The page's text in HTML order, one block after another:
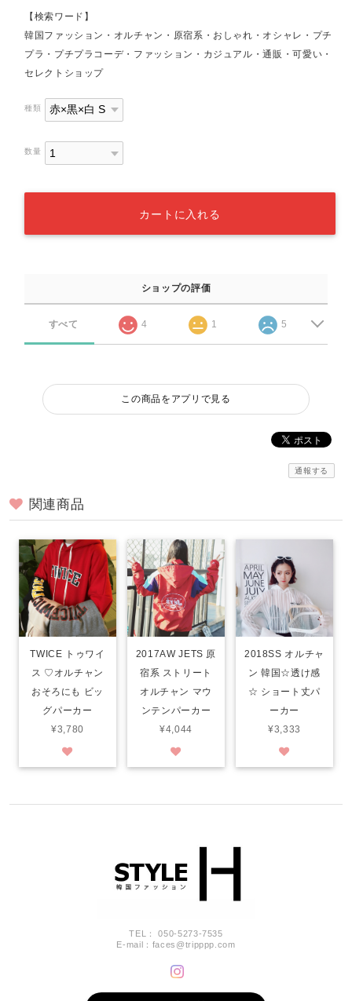
【検索ワード】
韓国ファッション・オルチャン・原宿系・おしゃれ・オシャレ・プチ
プラ・プチプラコーデ・ファッション・カジュアル・通販・可愛い・
セレクトショップ
種類
数量
カートに入れる
ショップの評価
すべて 4 1 5
この商品をアプリで見る
通報する
関連商品
TWICE トゥワイ
ス ♡オルチャン
おそろにも ビッ
グパーカー
¥3,780
2017AW JETS 原
宿系 ストリート
オルチャン マウ
ンテンパーカー
¥4,044
2018SS オルチャ
ン 韓国☆透け感
☆ ショート丈パ
ーカー
¥3,333
TEL： 050-5273-7535
E-mail： faces@tripppp.com